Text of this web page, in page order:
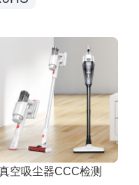
空吸尘器CCC检测